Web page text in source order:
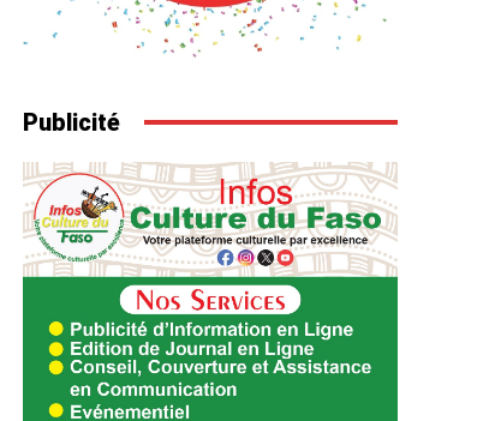
Publicité